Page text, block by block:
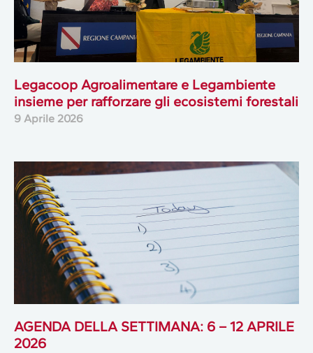
Legacoop Agroalimentare e Legambiente
insieme per rafforzare gli ecosistemi forestali
9 Aprile 2026
AGENDA DELLA SETTIMANA: 6 – 12 APRILE
2026